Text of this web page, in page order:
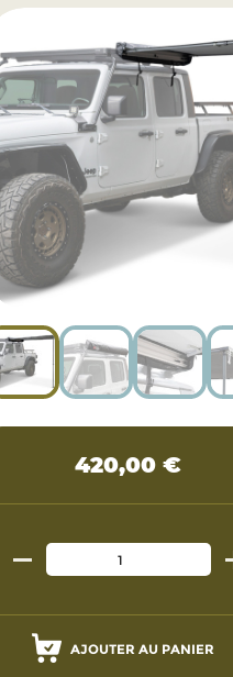
AJOUTER AU PANIER
420,00€